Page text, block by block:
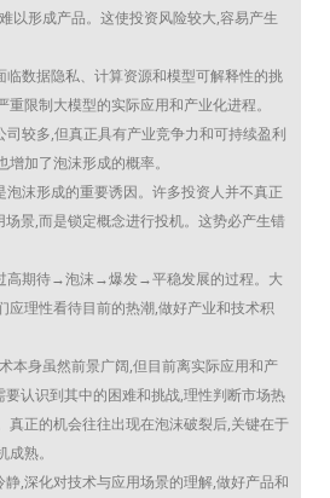
以形成产品。这使投资风险较大,容易产生
数据隐私、计算资源和模型可解释性的挑
限制大模型的实际应用和产业化进程。
较多,但真正具有产业竞争力和可持续盈利
加了泡沫形成的概率。
沫形成的重要诱因。许多投资人并不真正
景,而是锁定概念进行投机。这势必产生错
期待→泡沫→爆发→平稳发展的过程。大
应理性看待目前的热潮,做好产业和技术积
身虽然前景广阔,但目前离实际应用和产
认识到其中的困难和挑战,理性判断市场热
真正的机会往往出现在泡沫破裂后,关键在于
熟。
,深化对技术与应用场景的理解,做好产品和